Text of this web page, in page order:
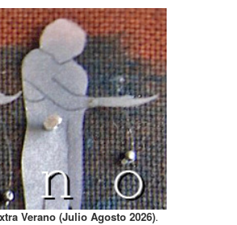
Verano (Julio Agosto 2026).